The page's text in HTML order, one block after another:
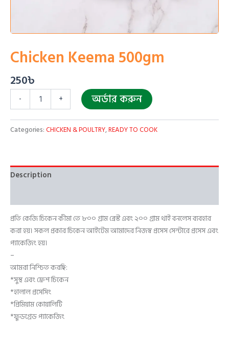
Chicken Keema 500gm
250৳
- + অর্ডার করুন
Categories:CHICKEN & POULTRY,READY TO COOK
Description
প্রতি কেজি চিকেন কীমা তে ৮০০ গ্রাম ব্রেস্ট এবং ২০০ গ্রাম থাই বনলেস ব্যবহার
করা হয়। সকল প্রকার চিকেন আইটেম আমাদের নিজস্ব প্রসেস সেন্টারে প্রসেস এবং
প্যাকেজিং হয়।
–
আমরা নিশ্চিত করছি:
*সুস্থ এবং ফ্রেশ চিকেন
*হালাল প্রসেসিং
*প্রিমিয়াম কোয়ালিটি
*ফুডগ্রেড প্যাকেজিং